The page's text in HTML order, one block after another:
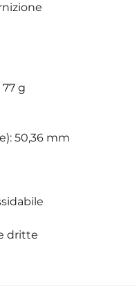
g
50,36 mm
dritte